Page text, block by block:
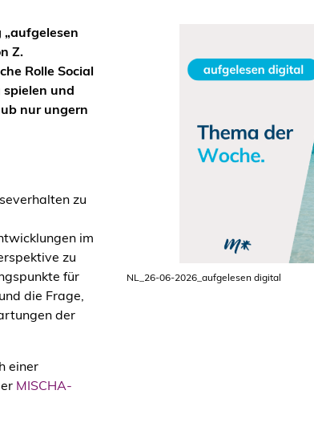
Z.
Rolle Social
und
nur ungern
zu
im
zu
für
die Frage,
der
einer
MISCHA-
NL_26-06-2026_aufgelesen digital